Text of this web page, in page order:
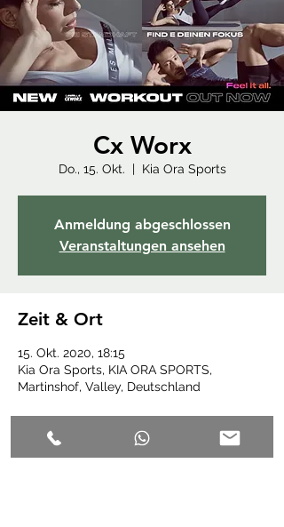
Cx Worx
Do., 15. Okt.
  |
Kia Ora Sports
Anmeldung abgeschlossen
Veranstaltungen ansehen
Zeit & Ort
15. Okt. 2020, 18:15
Kia Ora Sports, KIA ORA SPORTS,
Martinshof, Valley, Deutschland